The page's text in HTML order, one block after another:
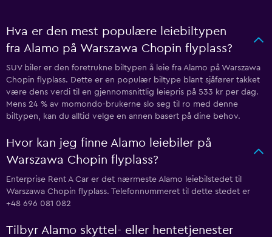
Hva er den mest populære leiebiltypen
fra Alamo på Warszawa Chopin flyplass?
SUV biler er den foretrukne biltypen å leie fra Alamo på Warszawa
Chopin flyplass. Dette er en populær biltype blant sjåfører takket
være dens verdi til en gjennomsnittlig leiepris på 533 kr per dag.
Mens 24 % av momondo-brukerne slo seg til ro med denne
biltypen, kan du alltid velge en annen basert på dine behov.
Hvor kan jeg finne Alamo leiebiler på
Warszawa Chopin flyplass?
Enterprise Rent A Car er det nærmeste Alamo leiebilstedet til
Warszawa Chopin flyplass. Telefonnummeret til dette stedet er
+48 696 081 082
Tilbyr Alamo skyttel- eller hentetjenester